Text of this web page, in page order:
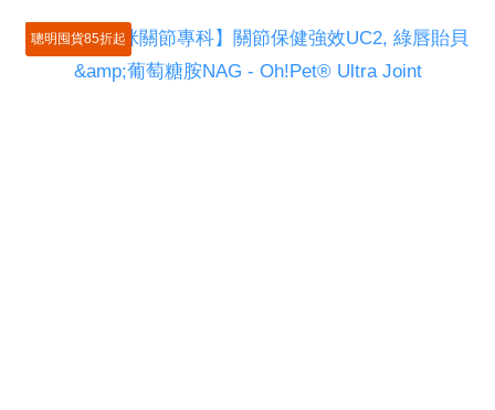
聰明囤貨85折起